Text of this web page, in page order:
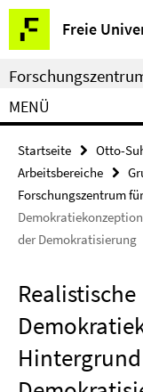
Springe
direkt
zu
Inhalt
Freie
Service-
Navigation
MENÜ
Startseite
Otto-
Arbeitsbereiche
Forschungszentrum
der Demokratisierung
Realistische